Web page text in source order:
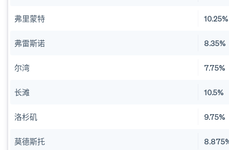
弗里蒙特 10.25%
弗雷斯诺 8.35%
尔湾 7.75%
长滩 10.5%
洛杉矶 9.75%
莫德斯托